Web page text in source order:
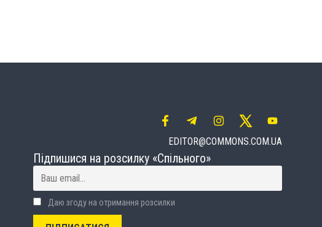
EDITOR@COMMONS.COM.UA
Підпишися на розсилку «Спільного»
Даю згоду на отримання розсилки